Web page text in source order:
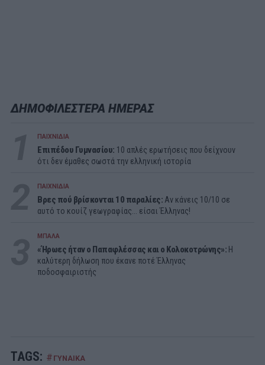
ΔΗΜΟΦΙΛΕΣΤΕΡΑ ΗΜΕΡΑΣ
ΠΑΙΧΝΙΔΙΑ
Επιπέδου Γυμνασίου: 10 απλές ερωτήσεις που δείχνουν
ότι δεν έμαθες σωστά την ελληνική ιστορία
ΠΑΙΧΝΙΔΙΑ
Βρες πού βρίσκονται 10 παραλίες: Αν κάνεις 10/10 σε
αυτό το κουίζ γεωγραφίας... είσαι Έλληνας!
ΜΠΑΛΑ
«Ήρωες ήταν ο Παπαφλέσσας και ο Κολοκοτρώνης»: Η
καλύτερη δήλωση που έκανε ποτέ Έλληνας
ποδοσφαιριστής
TAGS: # ΓΥΝΑΙΚΑ